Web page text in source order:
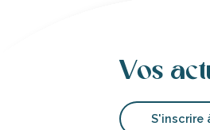
Vos
S'inscrire